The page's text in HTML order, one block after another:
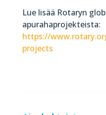
Lue lisää Rotaryn
apurahaprojekteista:
https://
projects